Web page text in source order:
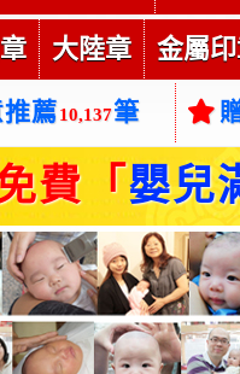
大陸章 金屬
薦10,137筆
費「 嬰兒